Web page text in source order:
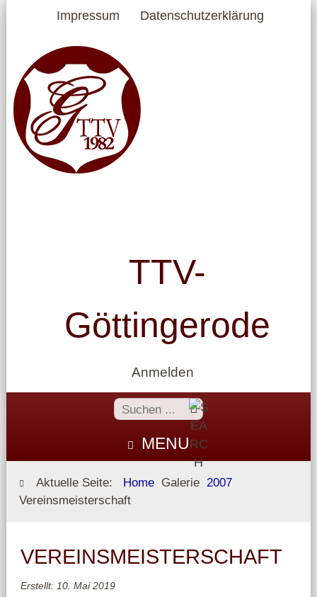
Impressum Datenschutzerklärung
TTV-
Göttingerode
Anmelden
MENU
Aktuelle Seite: Home Galerie 2007
Vereinsmeisterschaft
VEREINSMEISTERSCHAFT
Erstellt: 10. Mai 2019